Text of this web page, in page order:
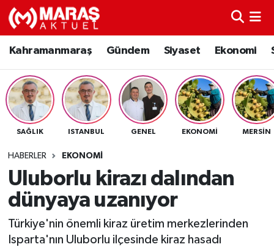
Kahramanmaraş Gündem Siyaset Ekonomi
SAĞLIK ISTANBUL GENEL EKONOMI MERSIN
HABERLER EKONOMI
Uluborlu kirazı dalından
dünyaya uzanıyor
Türkiye'nin önemli kiraz üretim merkezlerinden
Isparta'nın Uluborlu ilçesinde kiraz hasadı
Kahramanmaraş
Gündem
Siyaset
Spor
Sağlık
Teknoloji
Nöbetçi Eczaneler
Hava Durumu
Namaz Vakitleri
TFF 3.Lig 4.Grup Puan Durumu ve Fikstür
Tüm Manşetler
Son Dakika Haberleri